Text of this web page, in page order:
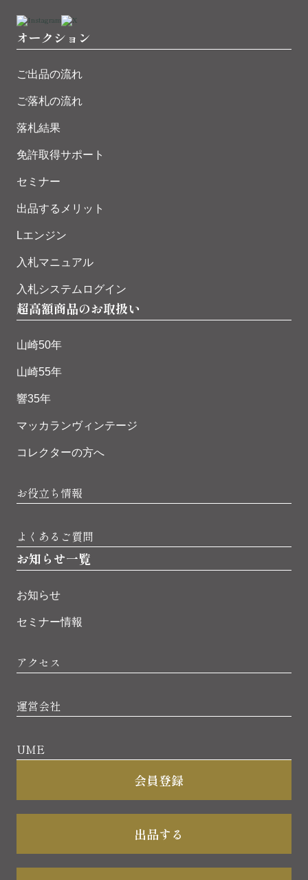
オークション
ご出品の流れ
ご落札の流れ
落札結果
免許取得サポート
セミナー
出品するメリット
Lエンジン
入札マニュアル
入札システムログイン
超高額商品のお取扱い
山崎50年
山崎55年
響35年
マッカランヴィンテージ
コレクターの方へ
お役立ち情報
よくあるご質問
お知らせ一覧
お知らせ
セミナー情報
アクセス
運営会社
UME
会員登録
出品する